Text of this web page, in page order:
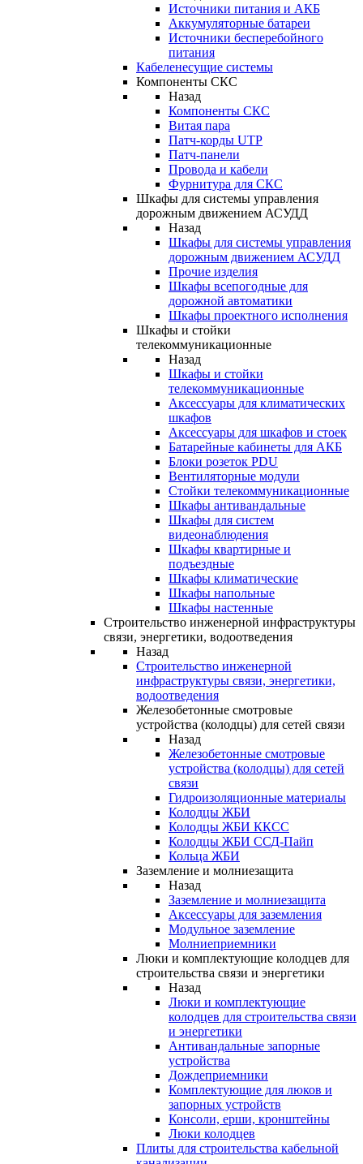
Источники питания и АКБ
Аккумуляторные батареи
Источники бесперебойного
питания
Кабеленесущие системы
Компоненты СКС
Назад
Компоненты СКС
Витая пара
Патч-корды UTP
Патч-панели
Провода и кабели
Фурнитура для СКС
Шкафы для системы управления
дорожным движением АСУДД
Назад
Шкафы для системы управления
дорожным движением АСУДД
Прочие изделия
Шкафы всепогодные для
дорожной автоматики
Шкафы проектного исполнения
Шкафы и стойки
телекоммуникационные
Назад
Шкафы и стойки
телекоммуникационные
Аксессуары для климатических
шкафов
Аксессуары для шкафов и стоек
Батарейные кабинеты для АКБ
Блоки розеток PDU
Вентиляторные модули
Стойки телекоммуникационные
Шкафы антивандальные
Шкафы для систем
видеонаблюдения
Шкафы квартирные и
подъездные
Шкафы климатические
Шкафы напольные
Шкафы настенные
Строительство инженерной инфраструктуры
связи, энергетики, водоотведения
Назад
Строительство инженерной
инфраструктуры связи, энергетики,
водоотведения
Железобетонные смотровые
устройства (колодцы) для сетей связи
Назад
Железобетонные смотровые
устройства (колодцы) для сетей
связи
Гидроизоляционные материалы
Колодцы ЖБИ
Колодцы ЖБИ ККСС
Колодцы ЖБИ ССД-Пайп
Кольца ЖБИ
Заземление и молниезащита
Назад
Заземление и молниезащита
Аксессуары для заземления
Модульное заземление
Молниеприемники
Люки и комплектующие колодцев для
строительства связи и энергетики
Назад
Люки и комплектующие
колодцев для строительства связи
и энергетики
Антивандальные запорные
устройства
Дождеприемники
Комплектующие для люков и
запорных устройств
Консоли, ерши, кронштейны
Люки колодцев
Плиты для строительства кабельной